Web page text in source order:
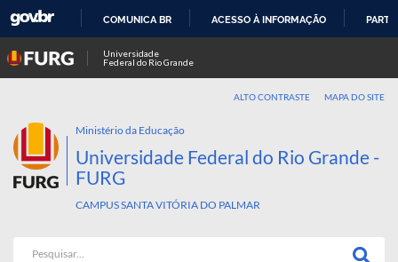
COMUNICA BR ACESSO À INFORMAÇÃO
Universidade
Federal do Rio Grande
ALTO CONTRASTE MAPA DO SITE
Ministério da Educação
Universidade Federal do Rio Grande -
FURG
CAMPUS SANTA VITÓRIA DO PALMAR